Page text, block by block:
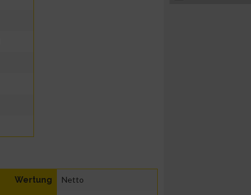
Wertung Netto